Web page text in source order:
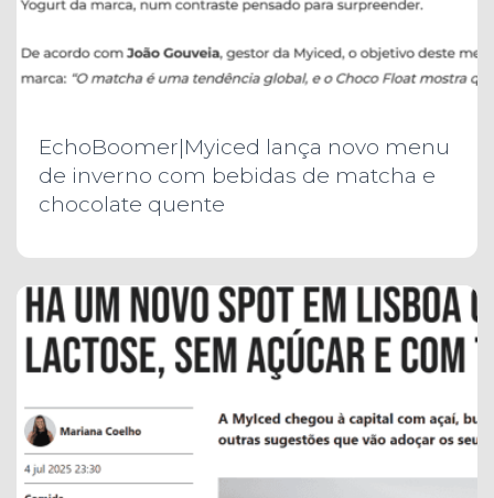
EchoBoomer|Myiced lança novo menu
de inverno com bebidas de matcha e
chocolate quente